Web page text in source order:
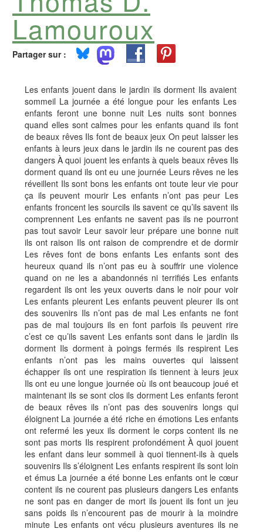
Lamouroux
Partager sur :
Les enfants jouent dans le jardin ils dorment Ils avaient
sommeil La journée a été longue pour les enfants Les
enfants feront une bonne nuit Les nuits sont bonnes
quand elles sont calmes pour les enfants quand ils font
de beaux rêves Ils font de beaux jeux On peut laisser les
enfants à leurs jeux dans le jardin ils ne courent pas des
dangers À quoi jouent les enfants à quels beaux rêves Ils
dorment quand ils ont eu une journée Leurs rêves ne les
réveillent Ils sont bons les enfants ont toute leur vie pour
ça ils peuvent mourir Les enfants n’ont pas peur Les
enfants froncent les sourcils ils savent ce qu’ils savent ils
comprennent Les enfants ne savent pas ils ne pourront
pas tout savoir Leur savoir leur prépare une bonne nuit
ils ont raison Ils ont raison de comprendre et de dormir
Les rêves font de bons enfants Les enfants sont des
heureux quand ils n’ont pas eu à souffrir une violence
quand on ne les a abandonnés ni terrifiés Les enfants
regardent ils ont les yeux ouverts dans le noir pour voir
Les enfants pleurent Les enfants peuvent pleurer ils ont
des souvenirs Ils n’ont pas de mal Les enfants ne font
pas de mal toujours ils en font parfois ils peuvent rire
c’est ce qu’ils savent Les enfants sont dans le jardin ils
dorment Ils dorment à poings fermés ils respirent Les
enfants n’ont pas les mains ouvertes qui laissent
échapper ils ont une respiration ils tiennent à leurs jeux
Ils ont eu une longue journée où ils ont beaucoup joué et
maintenant ils se sont clos ils dorment Les enfants feront
de beaux rêves ils n’ont pas des souvenirs longs qui
éloignent La journée a été riche en émotions Les enfants
ont refermé les yeux ils dorment le corps content ils ne
sont pas morts Ils respirent profondément À quoi jouent
les enfant dans leur sommeil à quoi tiennent-ils à quels
souvenirs Ils s’éloignent Les enfants respirent ils sont loin
et émus La journée a été bonne Les enfants ont le cœur
content ils ne courent pas plusieurs dangers Les enfants
ne sont pas en danger de mort ils jouent ils font un jeu
sans poids ils n’encourent pas de mourir à la moindre
minute Les enfants ont vécu plusieurs aventures ils ne